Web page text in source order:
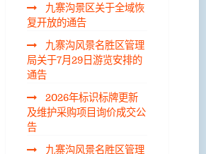
九寨沟景区关于全域恢
复开放的通告
九寨沟风景名胜区管理
局关于7月29日游览安排的
通告
2026年标识标牌更新
及维护采购项目询价成交公
告
九寨沟风景名胜区管理